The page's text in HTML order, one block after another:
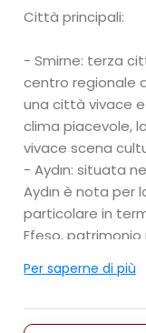
Città principali:
- Smirne: terza
centro regionale
una città vivace
clima piacevole,
vivace scena
- Aydın: situata
Aydın è nota per
particolare in
Efeso, patrimonio
- Denizli: situata
travertino di
Per saperne di più